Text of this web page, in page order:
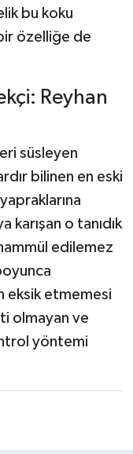
bu koku
bir özelliğe de
Reyhan
süsleyen
bilinen en eski
o tanıdık
edilemez
eksik etmemesi
olmayan ve
yöntemi